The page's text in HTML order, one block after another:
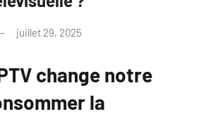
juillet 29, 2025
change notre
la